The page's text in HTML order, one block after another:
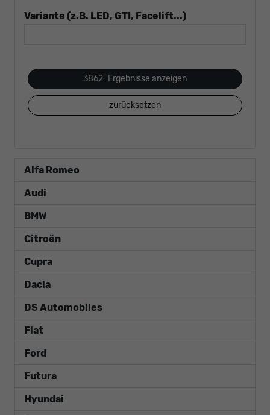
Variante (z.B. LED, GTI, Facelift...)
3862 Ergebnisse anzeigen
zurücksetzen
Alfa Romeo
Audi
BMW
Citroën
Cupra
Dacia
DS Automobiles
Fiat
Ford
Futura
Hyundai